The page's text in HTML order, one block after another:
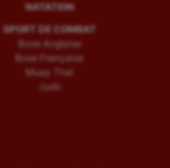
NATATION
SPORT DE COMBAT
Boxe Anglaise
Boxe Française
Muay Thaï
Judo